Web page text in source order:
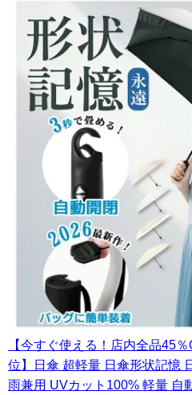
【今すぐ使える！店内全品45
位】日傘 超軽量 日傘形状記憶
雨兼用 UVカット100% 軽量 自